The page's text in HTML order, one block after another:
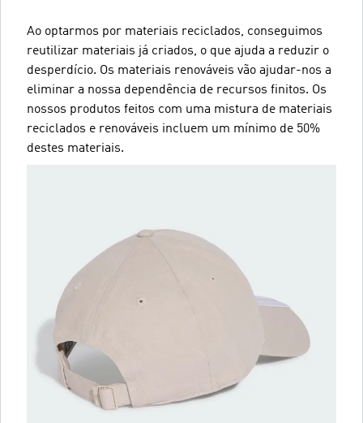
Ao optarmos por materiais reciclados, conseguimos
reutilizar materiais já criados, o que ajuda a reduzir o
desperdício. Os materiais renováveis vão ajudar-nos a
eliminar a nossa dependência de recursos finitos. Os
nossos produtos feitos com uma mistura de materiais
reciclados e renováveis incluem um mínimo de 50%
destes materiais.